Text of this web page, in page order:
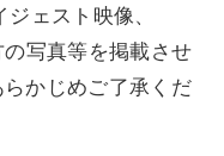
ェスト映像、
写真等を掲載させ
かじめご了承くだ